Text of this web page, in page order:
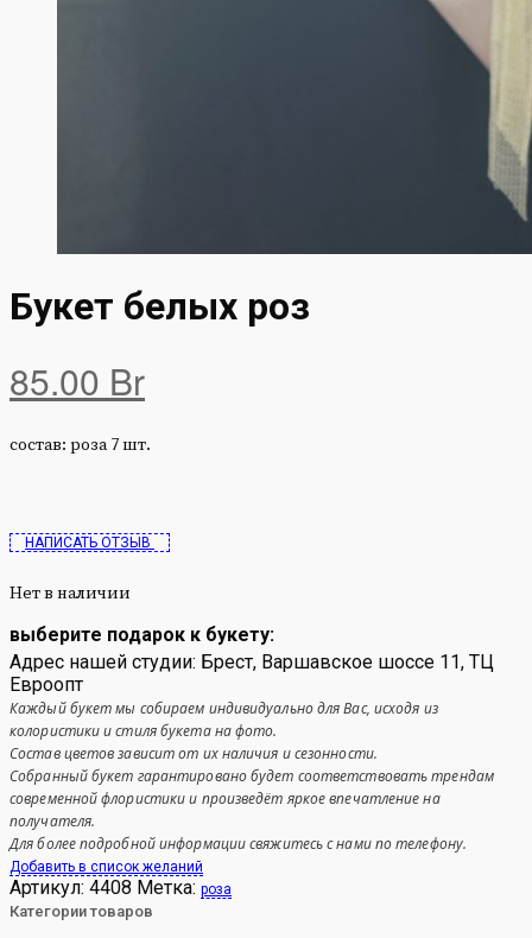
Букет белых роз
85.00 Br
состав: роза 7 шт.
НАПИСАТЬ ОТЗЫВ
Нет в наличии
выберите подарок к букету:
Адрес нашей студии: Брест, Варшавское шоссе 11, ТЦ
Евроопт
Каждый букет мы собираем индивидуально для Вас, исходя из
колористики и стиля букета на фото.
Состав цветов зависит от их наличия и сезонности.
Собранный букет гарантировано будет соответствовать трендам
современной флористики и произведёт яркое впечатление на
получателя.
Для более подробной информации свяжитесь с нами по телефону.
Добавить в список желаний
Артикул: 4408 Метка: роза
Категории товаров